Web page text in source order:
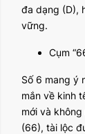
đa dạng (D),
vững.
Cụm
Số 6 mang ý
mắn về kinh
mới và
(66), tài lộc